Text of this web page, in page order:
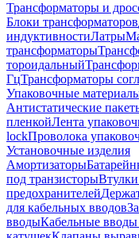
Трансформаторы и
Блоки трансформаторов
индуктивностиЛатры
трансформаторы
тороидальный
ГцТрансформаторы
Упаковочные
Антистатические
пленкойЛента
lockПроволока
Установочные изделия
Амортизаторы
под транзисторы
предохранителей
для кабельных вводов
вводыКабельные вводы